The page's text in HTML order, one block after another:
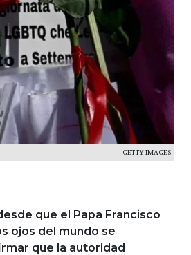
GETTY IMAGES
que el Papa Francisco
ojos del mundo se
que la autoridad